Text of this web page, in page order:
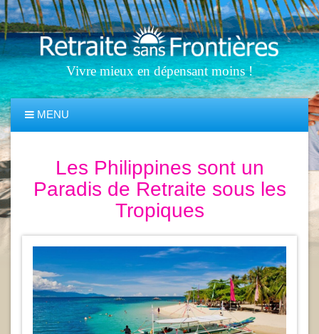
Vivre mieux en dépensant moins !
MENU
Les Philippines sont un
Paradis de Retraite sous les
Tropiques